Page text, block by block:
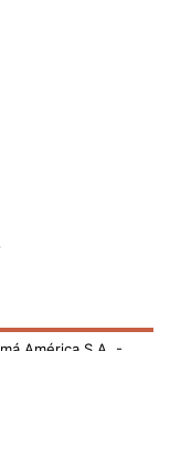
América S.A. -